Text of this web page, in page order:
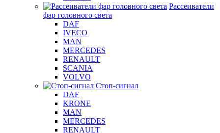
Рассеиватели
фар головного света
DAF
IVECO
MAN
MERCEDES
RENAULT
SCANIA
VOLVO
Стоп-сигнал
DAF
KRONE
MAN
MERCEDES
RENAULT